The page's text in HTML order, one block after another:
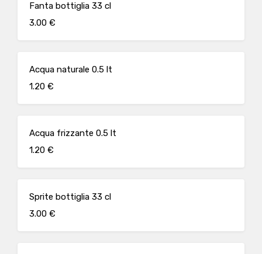
Fanta bottiglia 33 cl
3.00 €
Acqua naturale 0.5 lt
1.20 €
Acqua frizzante 0.5 lt
1.20 €
Sprite bottiglia 33 cl
3.00 €